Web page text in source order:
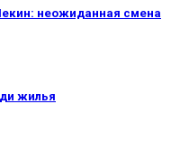
неожиданная смена
жилья